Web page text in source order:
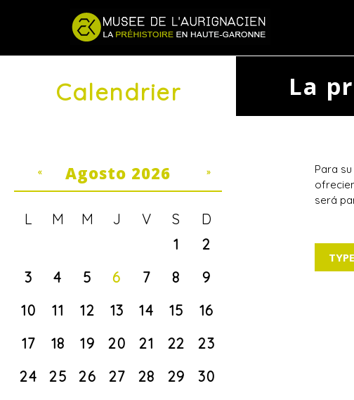
Calendrier
Agosto 2026
« »
L M M J V S
D
1
2
3
4 5 6 7 8
9
10
11 12 13 14 15
16
17
18 19 20 21 22
23
24
25 26 27 28 29
30
La
Para
será